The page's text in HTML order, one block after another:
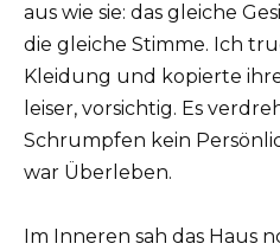
aus wie sie: das gleiche
die gleiche Stimme. Ich
Kleidung und kopierte
leiser, vorsichtig. Es
Schrumpfen kein
war Überleben.
Im Inneren sah das Haus